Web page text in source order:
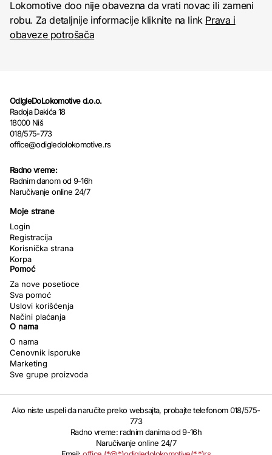
Lokomotive doo nije obavezna da vrati novac ili zameni
robu. Za detaljnije informacije kliknite na link Prava i
obaveze potrošača
OdIgleDoLokomotive d.o.o.
Radoja Dakića 18
18000 Niš
018/575-773
office@odigledolokomotive.rs
Radno vreme:
Radnim danom od 9-16h
Naručivanje online 24/7
Moje strane
Login
Registracija
Korisnička strana
Korpa
Pomoć
Za nove posetioce
Sva pomoć
Uslovi korišćenja
Načini plaćanja
O nama
O nama
Cenovnik isporuke
Marketing
Sve grupe proizvoda
Ako niste uspeli da naručite preko websajta, probajte telefonom 018/575-
773
Radno vreme: radnim danima od 9-16h
Naručivanje online 24/7